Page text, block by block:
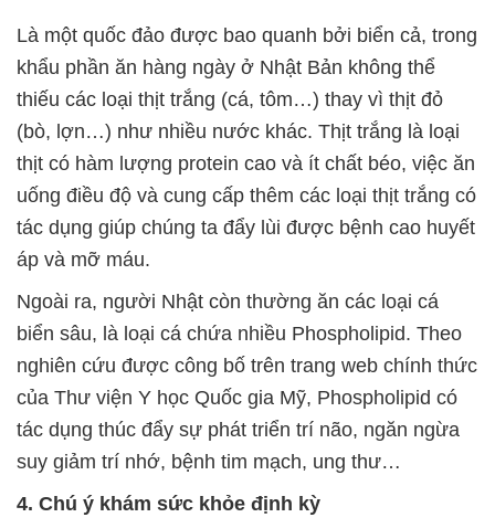
Là một quốc đảo được bao quanh bởi biển cả, trong
khẩu phần ăn hàng ngày ở Nhật Bản không thể
thiếu các loại thịt trắng (cá, tôm…) thay vì thịt đỏ
(bò, lợn…) như nhiều nước khác. Thịt trắng là loại
thịt có hàm lượng protein cao và ít chất béo, việc ăn
uống điều độ và cung cấp thêm các loại thịt trắng có
tác dụng giúp chúng ta đẩy lùi được bệnh cao huyết
áp và mỡ máu.
Ngoài ra, người Nhật còn thường ăn các loại cá
biển sâu, là loại cá chứa nhiều Phospholipid. Theo
nghiên cứu được công bố trên trang web chính thức
của Thư viện Y học Quốc gia Mỹ, Phospholipid có
tác dụng thúc đẩy sự phát triển trí não, ngăn ngừa
suy giảm trí nhớ, bệnh tim mạch, ung thư…
4. Chú ý khám sức khỏe định kỳ